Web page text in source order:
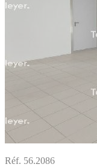
Réf. 56.2086